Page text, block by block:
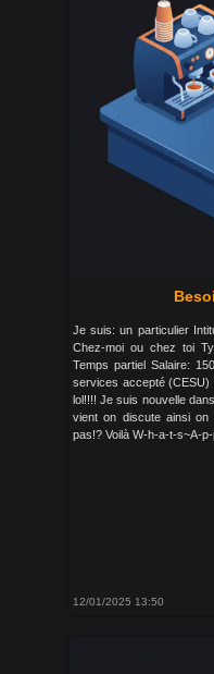
Je suis: un particulier
Chez-moi ou chez toi
Temps partiel Salaire:
services accepté (CESU)
lol!!!! Je suis nouvelle
vient on discute ainsi
pas!? Voilà W-h-a-t-s~A-p-
12/01/2025 13:50